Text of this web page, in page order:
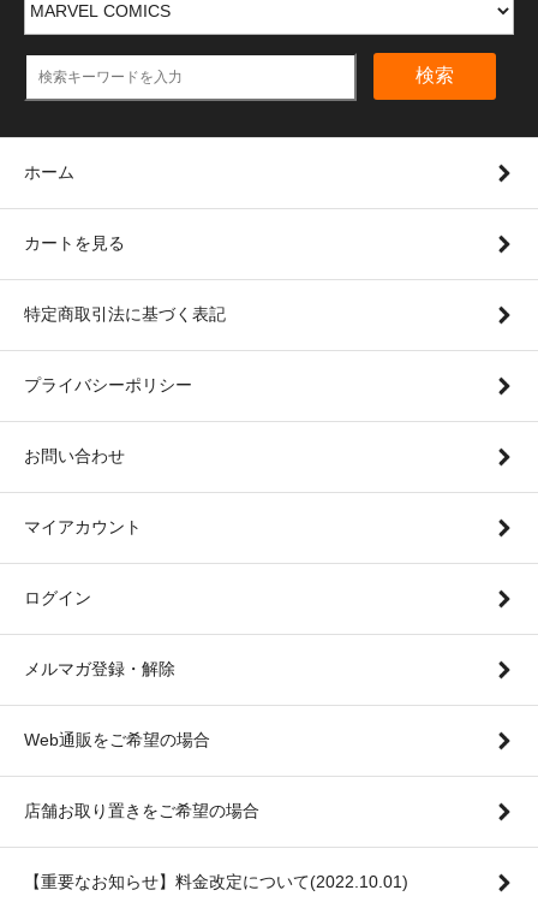
検索
ホーム
カートを見る
特定商取引法に基づく表記
プライバシーポリシー
お問い合わせ
マイアカウント
ログイン
メルマガ登録・解除
Web通販をご希望の場合
店舗お取り置きをご希望の場合
【重要なお知らせ】料金改定について(2022.10.01)